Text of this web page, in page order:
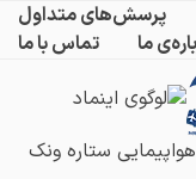
پرسش‌های متداول
ما تماس با ما
ستاره ونک